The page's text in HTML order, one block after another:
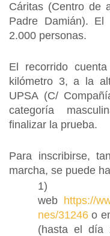
Cáritas (Centro de
Padre Damián).
2.000 personas.
El recorrido
kilómetro 3, a la
UPSA (C/
categoría
finalizar la prueba.
Para inscribirse,
marcha, se puede
1)
web https://
nes/31246 o
(hasta el día